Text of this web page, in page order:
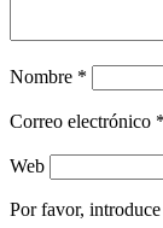
Nombre *
Correo electrónico *
Web
Por favor,